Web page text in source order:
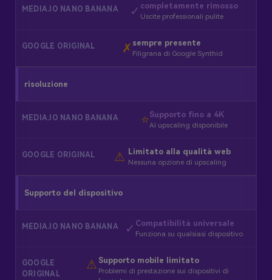
✓ completamente rimosso
Uscite professionali pulite
✗ sempre presente
Filigrana di Google Synthid
risoluzione
⭐Supporto fino a 4K
AI upscaling disponibile
⚠ ️ Limitato alla qualità web
Nessuna opzione di upscaling
Supporto del dispositivo
✓ Compatibilità universale
Funziona su qualsiasi dispositivo
⚠ Supporto mobile limitato
Problemi di prestazione sui dispositivi di